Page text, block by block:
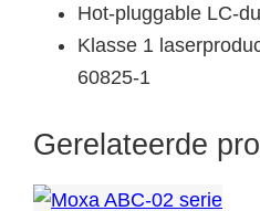
Hot-pluggable LC-
Klasse 1
60825-1
Gerelateerde